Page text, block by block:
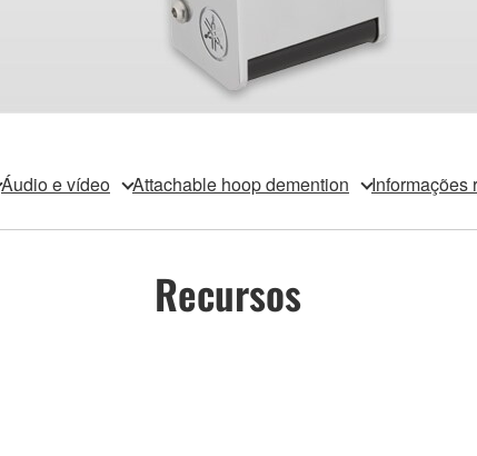
Áudio e vídeo Attachable hoop demention Informações
Recursos